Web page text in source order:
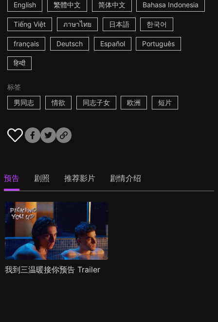
English
繁體中文 简体中文 Bahasa Indonesia
Tiếng Việt ภาษาไทย 日本語 한국어
français Deutsch Español Português
हिन्दी
标签
男同志
情欲 同志子女 欧洲 短片
预告 剧照 推荐影片 剧情介绍
我到三温暖接你预告 Trailer